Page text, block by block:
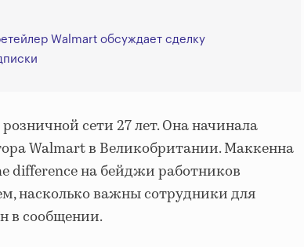
Walmart обсуждает сделку
сети 27 лет. Она начинала
Walmart в Великобритании. Маккенна
difference на бейджи работников
насколько важны сотрудники для
в сообщении.